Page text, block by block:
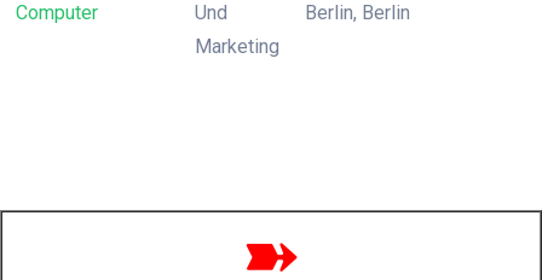
Computer
Und
Marketing
Berlin, Berlin